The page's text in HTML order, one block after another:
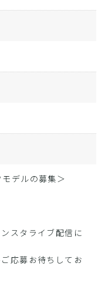
デルの募集＞
スタライブ配信に
応募お待ちしてお